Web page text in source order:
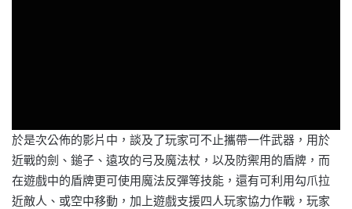
於是次公佈的影片中，談及了玩家可不止攜帶一件武器，用於
近戰的劍、鎚子、遠攻的弓及魔法杖，以及防禦用的盾牌，而
在遊戲中的盾牌更可使用魔法反彈等技能，還有可利用勾爪拉
近敵人、或空中移動，加上遊戲支援四人玩家協力作戰，玩家